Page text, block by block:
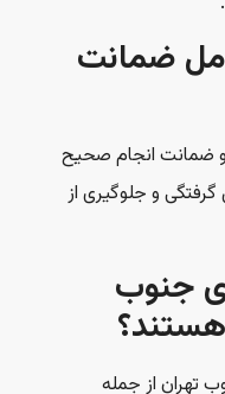
ضمانت
و ضمانت انجام صحیح
و جلوگیری از
جنوب
تهران از جمله